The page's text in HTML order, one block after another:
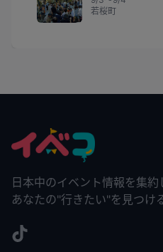
若桜町
日本中のイベント情報を集約
あなたの"行きたい"を見つけ